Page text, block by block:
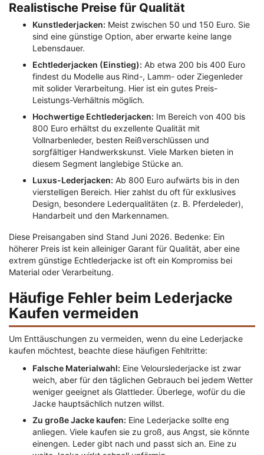
Realistische Preise für Qualität
Kunstlederjacken: Meist zwischen 50 und 150 Euro. Sie
sind eine günstige Option, aber erwarte keine lange
Lebensdauer.
Echtlederjacken (Einstieg): Ab etwa 200 bis 400 Euro
findest du Modelle aus Rind-, Lamm- oder Ziegenleder
mit solider Verarbeitung. Hier ist ein gutes Preis-
Leistungs-Verhältnis möglich.
Hochwertige Echtlederjacken: Im Bereich von 400 bis
800 Euro erhältst du exzellente Qualität mit
Vollnarbenleder, besten Reißverschlüssen und
sorgfältiger Handwerkskunst. Viele Marken bieten in
diesem Segment langlebige Stücke an.
Luxus-Lederjacken: Ab 800 Euro aufwärts bis in den
vierstelligen Bereich. Hier zahlst du oft für exklusives
Design, besondere Lederqualitäten (z. B. Pferdeleder),
Handarbeit und den Markennamen.
Diese Preisangaben sind Stand Juni 2026. Bedenke: Ein
höherer Preis ist kein alleiniger Garant für Qualität, aber eine
extrem günstige Echtlederjacke ist oft ein Kompromiss bei
Material oder Verarbeitung.
Häufige Fehler beim Lederjacke
Kaufen vermeiden
Um Enttäuschungen zu vermeiden, wenn du eine Lederjacke
kaufen möchtest, beachte diese häufigen Fehltritte:
Falsche Materialwahl: Eine Velourslederjacke ist zwar
weich, aber für den täglichen Gebrauch bei jedem Wetter
weniger geeignet als Glattleder. Überlege, wofür du die
Jacke hauptsächlich nutzen willst.
Zu große Jacke kaufen: Eine Lederjacke sollte eng
anliegen. Viele kaufen sie zu groß, aus Angst, sie könnte
einengen. Leder gibt nach und passt sich an. Eine zu